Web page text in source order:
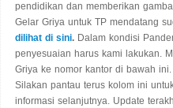
pendidikan dan memberikan
Gelar Griya untuk TP mendatang
dilihat di sini. Dalam kondisi
penyesuaian harus kami lakukan.
Griya ke nomor kantor di bawah ini.
Silakan pantau terus kolom ini
informasi selanjutnya. Update